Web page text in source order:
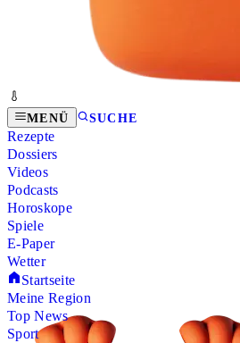
MENÜ SUCHE
Rezepte
Dossiers
Videos
Podcasts
Horoskope
Spiele
E-Paper
Wetter
Startseite
Meine Region
Top News
Sport